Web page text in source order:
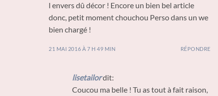
l envers dû décor ! Encore un bien bel article
donc, petit moment chouchou Perso dans un we
bien chargé !
21 MAI 2016 À 7 H 49 MIN RÉPONDRE
lisetailordit:
Coucou ma belle ! Tu as tout à fait raison,